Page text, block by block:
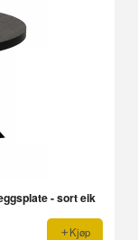
- sort eik
Kjøp